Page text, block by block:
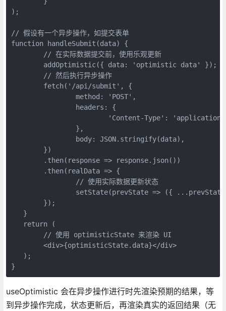
);
// 假设有一个异步操作，如提交表单
function handleSubmit(data) {
	// 在实际数据提交前，使用乐观更新
	addOptimistic({ data: 'optimistic data' });
	// 然后执行异步操作
	fetch('/api/submit', {
		method: 'POST',
		headers: {
'Content-Type':
		},
		body: JSON.stringify(data),
	})
	.then(response => response.json())
	.then(realData => {
		// 使用实际数据更新状态
setState(prevState => ({
	});
   }
   return (
	// 使用 optimisticState 来渲染 UI
	<div>{optimisticState.data}</div>
   );
}
useOptimistic 会在异步操作进行时先渲染预期的结果，等
到异步操作完成，状态更新后，再渲染真实的返回结果（无